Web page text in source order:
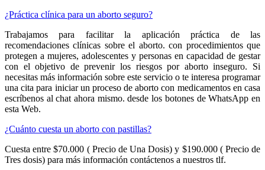
¿Práctica clínica para un aborto seguro?
Trabajamos para facilitar la aplicación práctica de las
recomendaciones clínicas sobre el aborto. con procedimientos que
protegen a mujeres, adolescentes y personas en capacidad de gestar
con el objetivo de prevenir los riesgos por aborto inseguro. Si
necesitas más información sobre este servicio o te interesa programar
una cita para iniciar un proceso de aborto con medicamentos en casa
escríbenos al chat ahora mismo. desde los botones de WhatsApp en
esta Web.
¿Cuánto cuesta un aborto con pastillas?
Cuesta entre $70.000 ( Precio de Una Dosis) y $190.000 ( Precio de
Tres dosis) para más información contáctenos a nuestros tlf.